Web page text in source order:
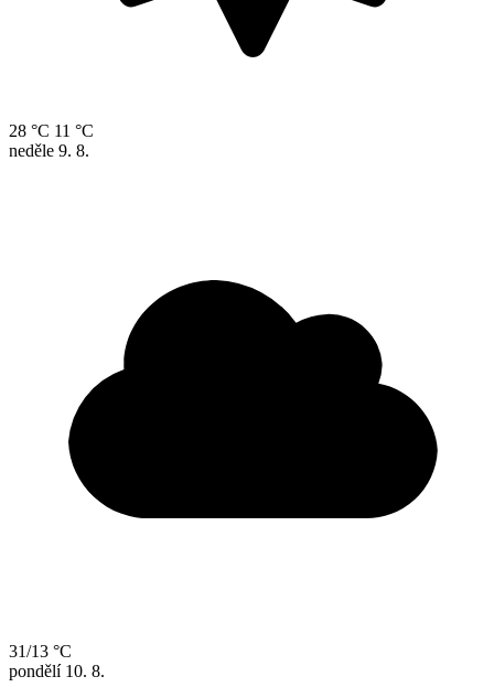
28 °C 11 °C
neděle 9. 8.
31/13 °C
pondělí 10. 8.